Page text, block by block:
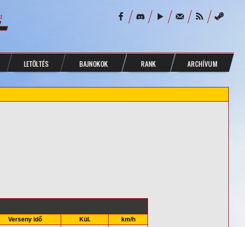
1
LETÖLTÉS BAJNOKOK RANK ARCHÍVUM
Verseny idő Kül. km/h